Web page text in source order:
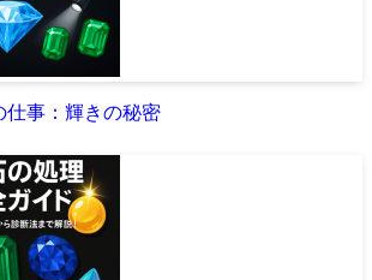
仕事：輝きの秘密